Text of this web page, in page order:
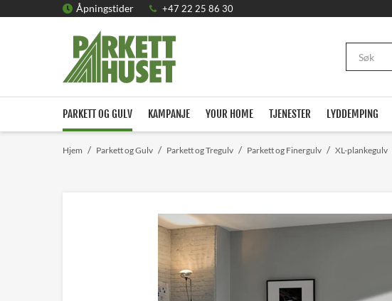
Åpningstider +47 22 25 86 30
PARKETT OG GULV KAMPANJE YOUR HOME TJENESTER LYDDEMPING
/
Hjem /
Parkett og Gulv /
Parkett og Tregulv /
Parkett og Finergulv XL-plankegulv